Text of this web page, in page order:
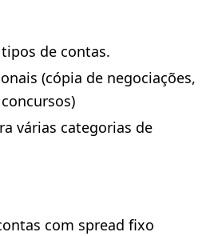
de contas.
(cópia de negociações,
várias categorias de
com spread fixo